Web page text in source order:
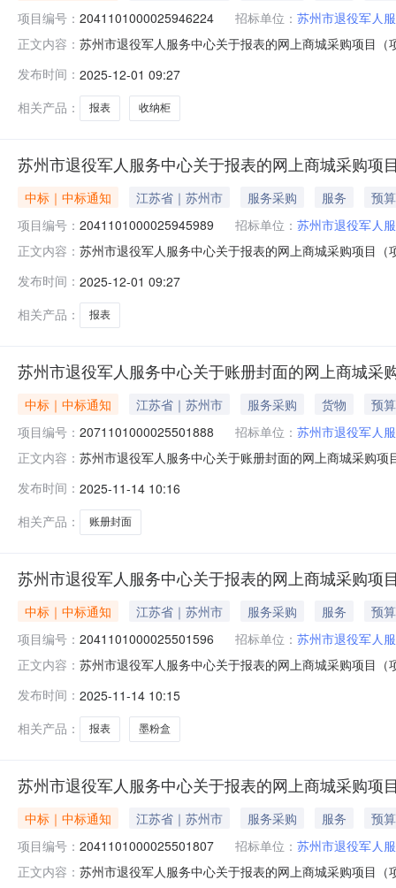
项目编号： 2041101000025946224 招标单位： 苏州市退役军人
正文内容： 苏州市退役军人服务中心关于报表的网上商城采购项目
1ZC3205000002025007393254.0项目所在行政区划编
发布时间： 2025-12-01 09:27
相关产品：
报表 收纳柜
苏州市退役军人服务中心关于报表的网上商城采购项
中标｜中标通知 江苏省｜苏州市 服务采购 服务
预
项目编号： 2041101000025945989 招标单位： 苏州市退役军人
正文内容： 苏州市退役军人服务中心关于报表的网上商城采购项目
1ZC3205000002025007393960.0项目所在行政区划编
发布时间： 2025-12-01 09:27
相关产品：
报表
苏州市退役军人服务中心关于账册封面的网上商城采
中标｜中标通知 江苏省｜苏州市 服务采购 货物
预
项目编号： 2071101000025501888 招标单位： 苏州市退役军人
正文内容： 苏州市退役军人服务中心关于账册封面的网上商城采购
额1ZC32050000020250069611200.0项目所在行政区划
发布时间： 2025-11-14 10:16
相关产品：
账册封面
苏州市退役军人服务中心关于报表的网上商城采购项
中标｜中标通知 江苏省｜苏州市 服务采购 服务
预
项目编号： 2041101000025501596 招标单位： 苏州市退役军人
正文内容： 苏州市退役军人服务中心关于报表的网上商城采购项目
1ZC32050000020250069591950.0项目所在行政区划编
发布时间： 2025-11-14 10:15
相关产品：
报表 墨粉盒
苏州市退役军人服务中心关于报表的网上商城采购项
中标｜中标通知 江苏省｜苏州市 服务采购 服务
预
项目编号： 2041101000025501807 招标单位： 苏州市退役军人
正文内容： 苏州市退役军人服务中心关于报表的网上商城采购项目